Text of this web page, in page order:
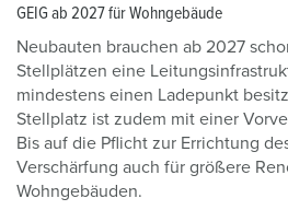
GEIG ab 2027 für Wohngebäude
Neubauten brauchen ab 2027
Stellplätzen eine
mindestens einen Ladepunkt
Stellplatz ist zudem mit einer
Bis auf die Pflicht zur Errichtung
Verschärfung auch für größere
Wohngebäuden.